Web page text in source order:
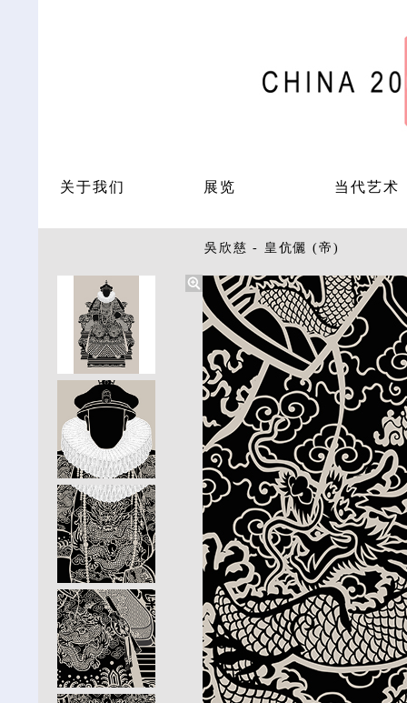
关于我们 展览 当代艺术
吳欣慈 - 皇伉儷 (帝)